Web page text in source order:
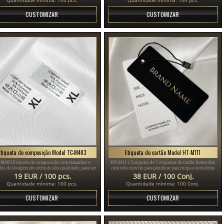
CUSTOMIZAR CUSTOMIZAR
de composição Model TC-M403
Etiqueta de composição com tamanhos e
de lavagem em cetim de alta qualidade, para ser
costurado em roupas.
19 EUR / 100 pcs.
Quantidade mínima: 100 pcs.
CUSTOMIZAR
Etiqueta de cartão Model HT-M111
HT-M111 Conjunto de 2 etiquetas de cartão fornecidas
com selo com fio para pendurar para roupa e acessórias
de vestuário, feita de cartão plastificado grosso e
impresso com texto dourado e preto.
38 EUR / 100 Conj.
Quantidade mínima: 100 Conj.
CUSTOMIZAR